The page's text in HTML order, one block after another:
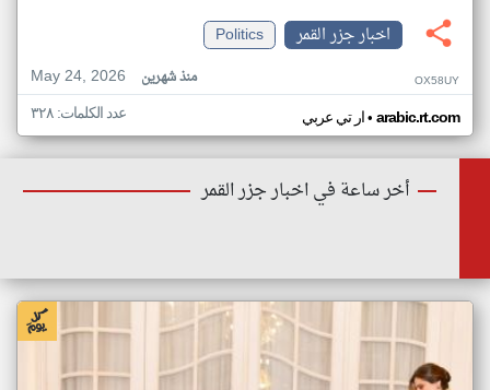
اخبار جزر القمر
Politics
May 24, 2026
منذ شهرين OX58UY
ار تي عربي• arabic.rt.com عدد الكلمات: ٣٢٨
أخر ساعة في اخبار جزر القمر